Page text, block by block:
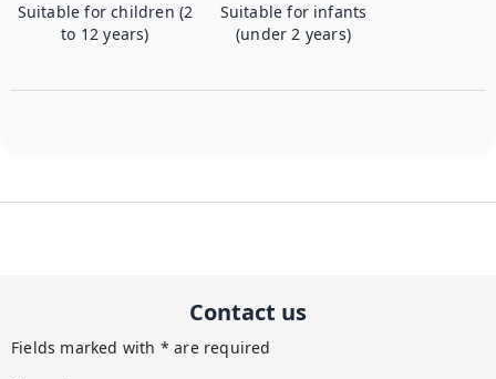
Suitable for children (2
to 12 years)
Suitable for infants
(under 2 years)
Contact us
Fields marked with * are required